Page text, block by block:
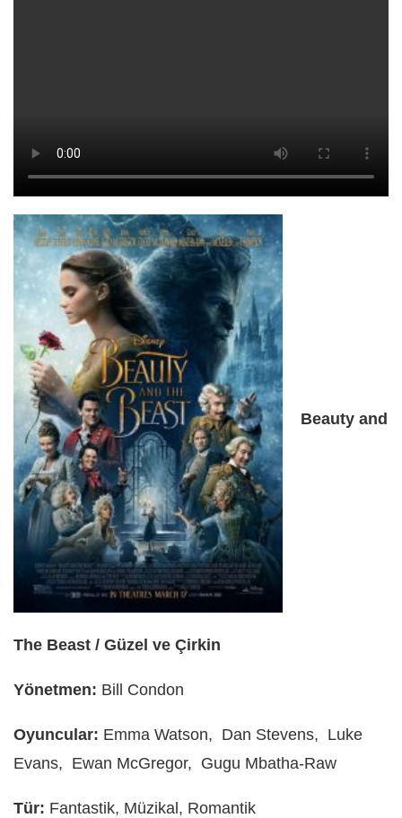
Beauty and
The Beast / Güzel ve Çirkin
Yönetmen: Bill Condon
Oyuncular: Emma Watson, Dan Stevens, Luke
Evans, Ewan McGregor, Gugu Mbatha-Raw
Tür: Fantastik, Müzikal, Romantik